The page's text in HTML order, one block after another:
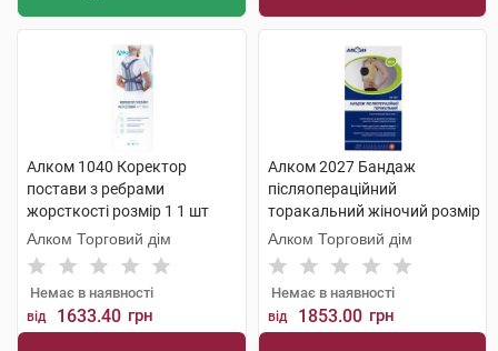
Алком 1040 Коректор
постави з ребрами
жорсткості розмір 1 1 шт
Алком Торговий дім
Немає в наявності
від 1633.40 грн
Алком 2027 Бандаж
післяопераційний
торакальний жіночий розмір
3 1 шт
Алком Торговий дім
Немає в наявності
від 1853.00 грн